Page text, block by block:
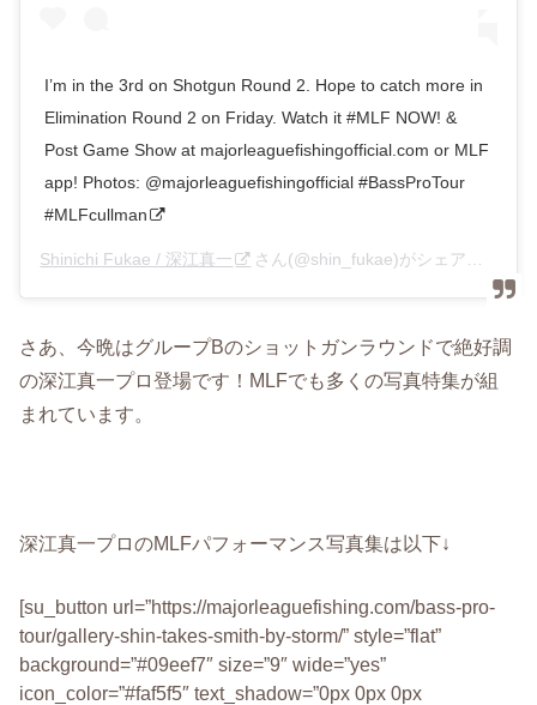
‪I’m in the 3rd on Shotgun Round 2. Hope to catch more in
Elimination Round 2 on Friday. Watch it #MLF NOW! &
Post Game Show at majorleaguefishingofficial.com or MLF
app! Photos: @majorleaguefishingofficial #BassProTour
#MLFcullman
Shinichi Fukae / 深江真一 さん(@shin_fukae)がシェアした投稿 –
さあ、今晩はグループBのショットガンラウンドで絶好調
の深江真一プロ登場です！MLFでも多くの写真特集が組
まれています。
深江真一プロのMLFパフォーマンス写真集は以下↓
[su_button url=”https://majorleaguefishing.com/bass-pro-
tour/gallery-shin-takes-smith-by-storm/” style=”flat”
background=”#09eef7″ size=”9″ wide=”yes”
icon_color=”#faf5f5″ text_shadow=”0px 0px 0px